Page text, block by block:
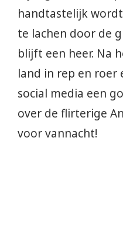
handtastelijk
te lachen door de
blijft een heer. Na
land in rep en roer
social media een
over de flirterige
voor vannacht!